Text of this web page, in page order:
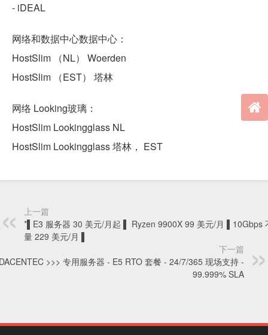
- iDEAL
网络和数据中心数据中心：
HostSlim （NL） Woerden
HostSlim （EST） 塔林
网络 Looking玻璃：
HostSlim Lookingglass NL
HostSlim Lookingglass 塔林， EST
上一篇
*▌E3 服务器 30 美元/月起 ▌ Ryzen 9900X 99 美元/月 ▌10Gbps
量 229 美元/月 ▌
下一篇
>>> 专用服务器 - E5 RTO 套餐 - 24/7/365 现场支持 -
99.999% SLA